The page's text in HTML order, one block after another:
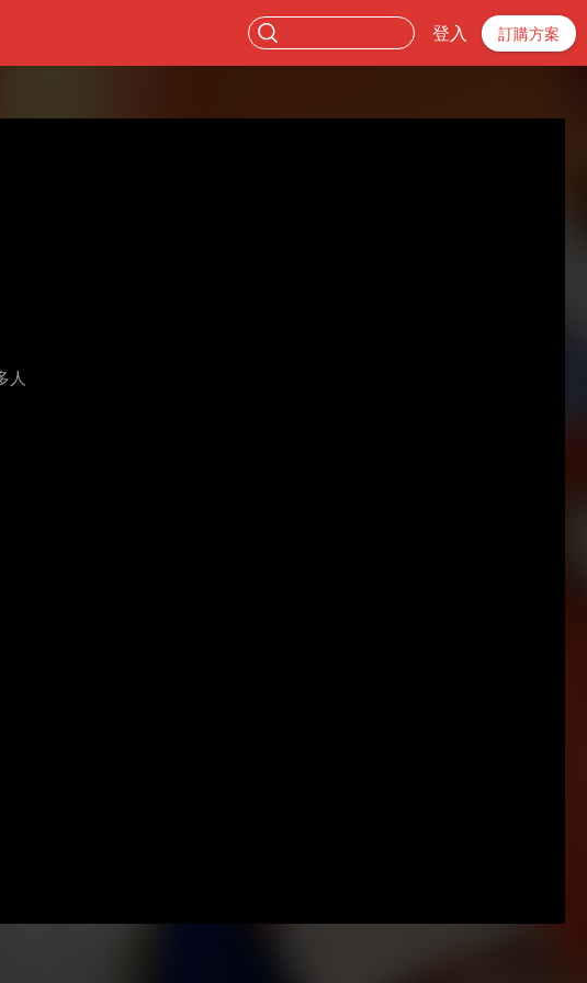
登入 訂購方案
人